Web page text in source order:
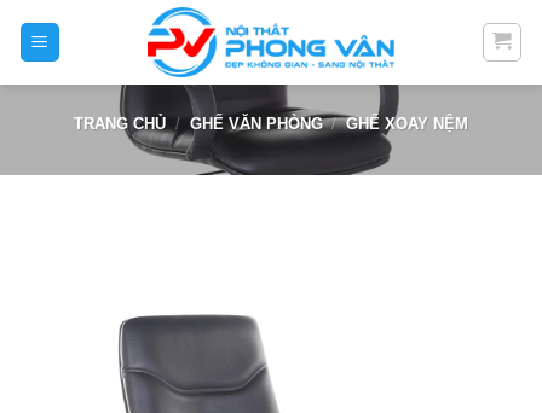
TRANG CHỦ / GHẾ VĂN PHÒNG / GHẾ XOAY NỆM